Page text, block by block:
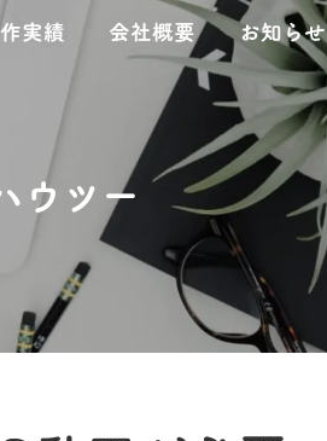
実績 会社概要 お知らせ
ウツー